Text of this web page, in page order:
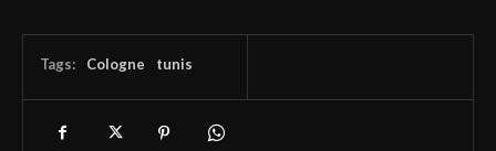
Tags: Cologne tunis